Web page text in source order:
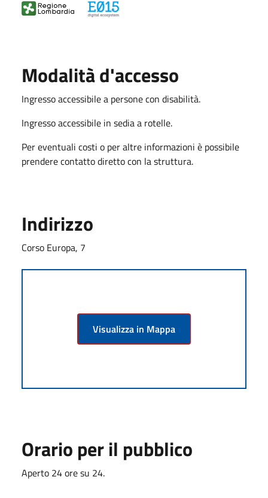
Modalità d'accesso
Ingresso accessibile a persone con disabilità.
Ingresso accessibile in sedia a rotelle.
Per eventuali costi o per altre informazioni è possibile
prendere contatto diretto con la struttura.
Indirizzo
Corso Europa, 7
Visualizza in Mappa
Orario per il pubblico
Aperto 24 ore su 24.